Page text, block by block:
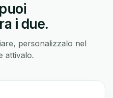
i due.
personalizzalo nel
attivalo.